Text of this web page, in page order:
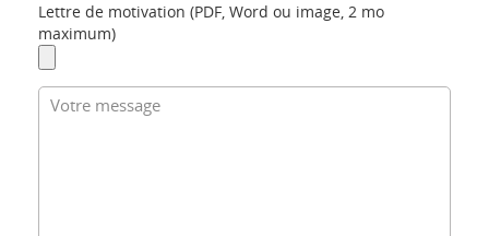
Lettre de motivation (PDF, Word ou image, 2 mo
maximum)